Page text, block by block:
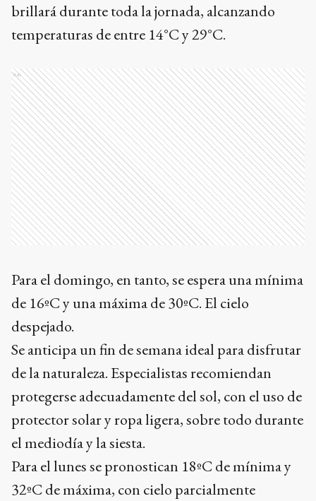
brillará durante toda la jornada, alcanzando
temperaturas de entre 14°C y 29°C.
Ads
Para el domingo, en tanto, se espera una mínima
de 16ºC y una máxima de 30ºC. El cielo
despejado.
Se anticipa un fin de semana ideal para disfrutar
de la naturaleza. Especialistas recomiendan
protegerse adecuadamente del sol, con el uso de
protector solar y ropa ligera, sobre todo durante
el mediodía y la siesta.
Para el lunes se pronostican 18ºC de mínima y
32ºC de máxima, con cielo parcialmente